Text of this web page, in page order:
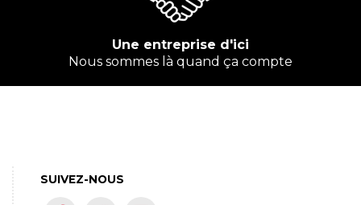
Une entreprise d'ici
Nous sommes là quand ça compte
SUIVEZ-NOUS